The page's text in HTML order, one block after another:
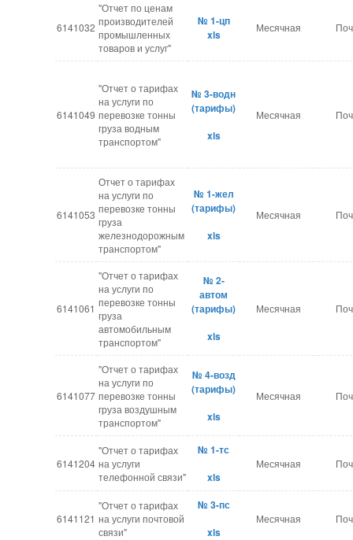
6141032
"Отчет по ценам
производителей
промышленных
товаров и услуг"
№ 1-цп
xls
Месячная
6141049
"Отчет о тарифах
на услуги по
перевозке тонны
груза водным
транспортом"
№ 3-водн​
(тарифы)
xls
Месячная
6141053
Отчет о тарифах
на услуги по
перевозке тонны
груза
железнодорожным
транспортом"
№ 1-жел
(тарифы)
xls
Месячная
6141061
"Отчет о тарифах
на услуги по
перевозке тонны
груза
автомобильным
транспортом"
№ 2-
автом
(тарифы)
xls
Месячная
6141077
"Отчет о тарифах
на услуги по
перевозке тонны
груза воздушным
транспортом"
№ 4-возд
(тарифы)
xls
Месячная
6141204
"Отчет о тарифах
на услуги
телефонной связи"
№ 1-тс
xls
Месячная
6141121
"Отчет о тарифах
на услуги почтовой
связи"
№ 3-пс
xls
Месячная